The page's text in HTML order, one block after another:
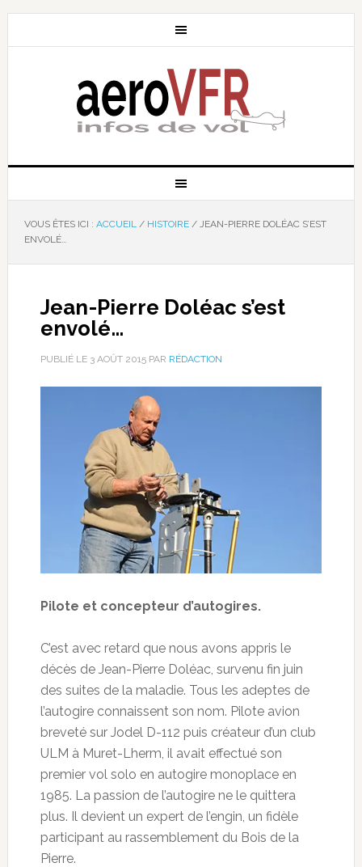
VOUS ÊTES ICI : ACCUEIL / HISTOIRE /JEAN-PIERRE DOLÉAC S’EST
ENVOLÉ…
Jean-Pierre Doléac s’est
envolé…
PUBLIÉ LE 3 AOÛT 2015PAR RÉDACTION
Pilote et concepteur d’autogires.
C’est avec retard que nous avons appris le
décès de Jean-Pierre Doléac, survenu fin juin
des suites de la maladie. Tous les adeptes de
l’autogire connaissent son nom. Pilote avion
breveté sur Jodel D-112 puis créateur d’un club
ULM à Muret-Lherm, il avait effectué son
premier vol solo en autogire monoplace en
1985. La passion de l’autogire ne le quittera
plus. Il devient un expert de l’engin, un fidèle
participant au rassemblement du Bois de la
Pierre.